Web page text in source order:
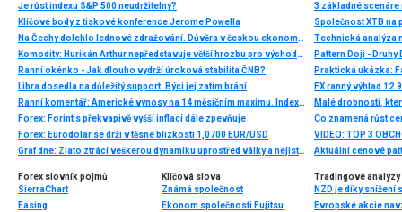
Je růst indexu S&P 500 neudržitelný?
Klíčové body z tiskové konference Jerome Powella
Na Čechy dolehlo lednové zdražování. Důvěra v českou ekonomiku je nejníže od léta 2014
Komodity: Hurikán Arthur nepředstavuje větší hrozbu pro východní pobřeží USA
Ranní okénko - Jak dlouho vydrží úroková stabilita ČNB?
Libra dosedla na důležitý support. Býci jej zatím brání
Ranní komentář: Americké výnosy na 14 měsíčním maximu. Indexy se drží, dolar roste, zlato ztrácí
Forex: Forint s překvapivě vyšší inflací dále zpevňuje
Forex: Eurodolar se drží v těsné blízkosti 1,0700 EUR/USD
Graf dne: Zlato ztrácí veškerou dynamiku uprostřed války a nejistoty kolem politiky 🟡 (09.04.2026)
3 základné scenáre
Technická analýza
Pattern Doji -
Praktická ukázka:
FX ranný výhľad
Malé drobnosti,
Co znamená růst
VIDEO: TOP 3
Aktuální cenové
Forex slovník pojmů
SierraChart
Easing
Klíčová slova
Známá společnost
Ekonom společnosti Fujitsu
Tradingové analýzy
NZD je díky snížení
Evropské akcie